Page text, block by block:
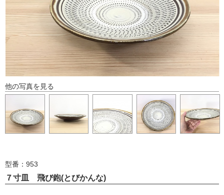
他の写真を見る
型番：953
７寸皿 飛び鉋(とびかんな)